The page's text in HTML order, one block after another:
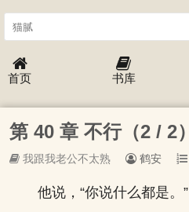
首页 书库
第 40 章 不行（2 / 2）
我跟我老公不太熟 鹤安
他说，“你说什么都是。”